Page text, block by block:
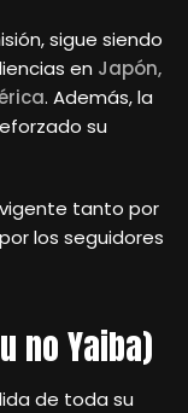
sigue siendo
en Japón,
. Además, la
su
tanto por
los seguidores
no Yaiba)
de toda su